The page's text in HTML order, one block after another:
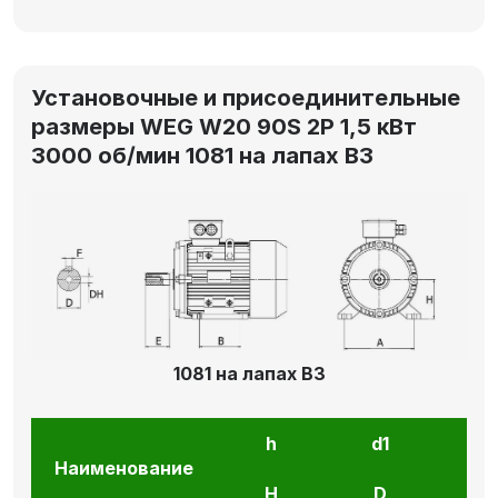
Установочные и присоединительные
размеры WEG W20 90S 2P 1,5 кВт
3000 об/мин 1081 на лапах В3
1081 на лапах В3
Наименование
h d1
H D